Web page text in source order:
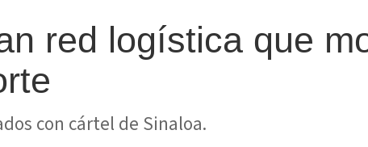
red logística que
con cártel de Sinaloa.